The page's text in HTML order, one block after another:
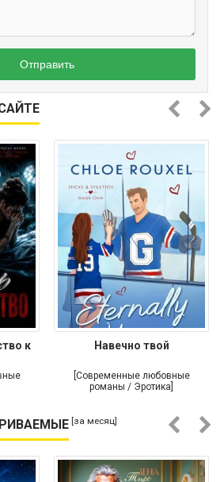
Отправить
к
Навечно твой
[Современные любовные
романы / Эротика]
[за месяц]